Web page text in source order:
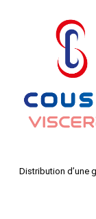
Distribution d’une